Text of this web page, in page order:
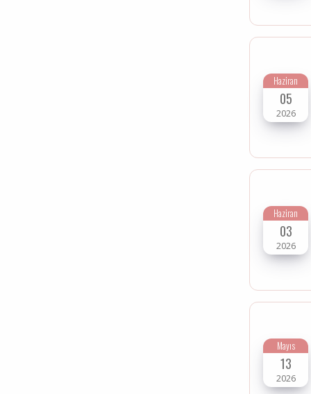
Haziran
05
2026
Haziran
03
2026
Mayıs
13
2026